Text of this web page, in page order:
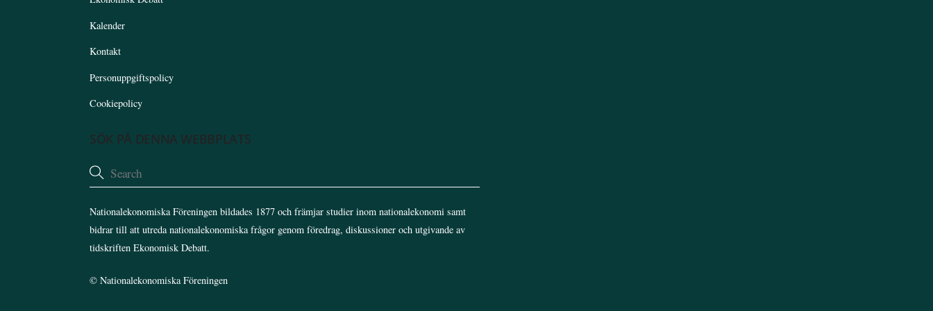
Kalender
Kontakt
Personuppgiftspolicy
Cookiepolicy
SÖK PÅ DENNA WEBBPLATS
Nationalekonomiska Föreningen bildades 1877 och främjar studier inom nationalekonomi samt
bidrar till att utreda nationalekonomiska frågor genom föredrag, diskussioner och utgivande av
tidskriften Ekonomisk Debatt.
©Nationalekonomiska Föreningen